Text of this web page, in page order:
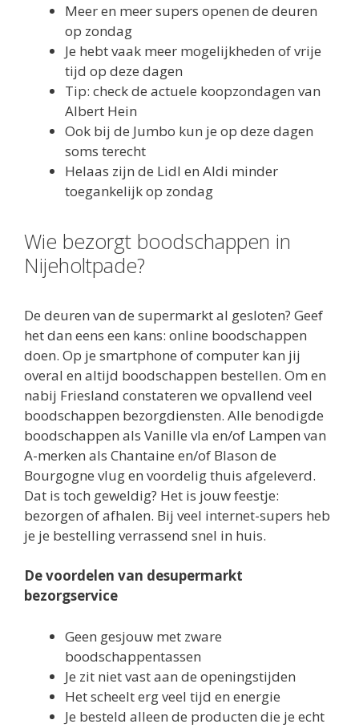
Meer en meer supers openen de deuren
op zondag
Je hebt vaak meer mogelijkheden of vrije
tijd op deze dagen
Tip: check de actuele koopzondagen van
Albert Hein
Ook bij de Jumbo kun je op deze dagen
soms terecht
Helaas zijn de Lidl en Aldi minder
toegankelijk op zondag
Wie bezorgt boodschappen in
Nijeholtpade?
De deuren van de supermarkt al gesloten? Geef
het dan eens een kans: online boodschappen
doen. Op je smartphone of computer kan jij
overal en altijd boodschappen bestellen. Om en
nabij Friesland constateren we opvallend veel
boodschappen bezorgdiensten. Alle benodigde
boodschappen als Vanille vla en/of Lampen van
A-merken als Chantaine en/of Blason de
Bourgogne vlug en voordelig thuis afgeleverd.
Dat is toch geweldig? Het is jouw feestje:
bezorgen of afhalen. Bij veel internet-supers heb
je je bestelling verrassend snel in huis.
De voordelen van desupermarkt
bezorgservice
Geen gesjouw met zware
boodschappentassen
Je zit niet vast aan de openingstijden
Het scheelt erg veel tijd en energie
Je besteld alleen de producten die je echt